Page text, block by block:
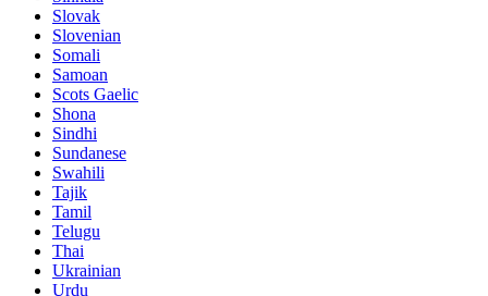
Slovak
Slovenian
Somali
Samoan
Scots Gaelic
Shona
Sindhi
Sundanese
Swahili
Tajik
Tamil
Telugu
Thai
Ukrainian
Urdu